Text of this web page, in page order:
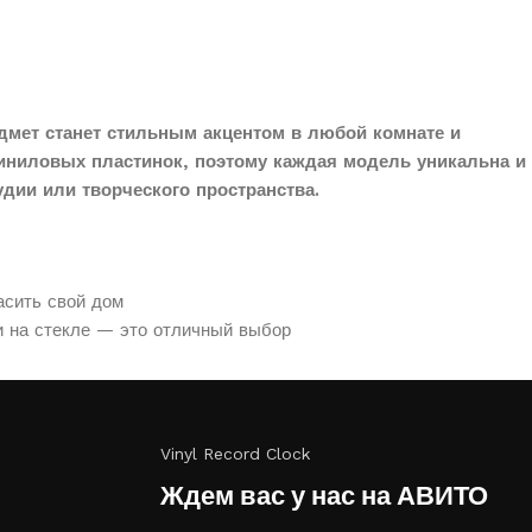
станет стильным акцентом в любой комнате и
пластинок, поэтому каждая модель уникальна и
или творческого пространства.
свой дом
на стекле — это отличный выбор
Vinyl Record Clock
Ждем вас у нас на АВИТО